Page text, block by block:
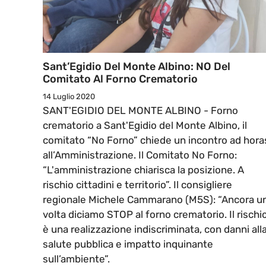
Sant’Egidio Del Monte Albino: NO Del
Comitato Al Forno Crematorio
14 Luglio 2020
SANT'EGIDIO DEL MONTE ALBINO - Forno
crematorio a Sant'Egidio del Monte Albino, il
comitato “No Forno” chiede un incontro ad
all’Amministrazione. Il Comitato No Forno:
“L'amministrazione chiarisca la posizione. A
rischio cittadini e territorio”. Il consigliere
regionale Michele Cammarano (M5S): “Ancora
volta diciamo STOP al forno crematorio. Il
è una realizzazione indiscriminata, con danni
salute pubblica e impatto inquinante
sull’ambiente”.